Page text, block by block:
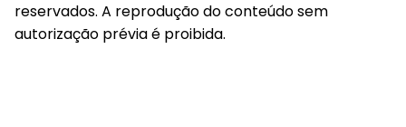
reservados. A reprodução do conteúdo sem
autorização prévia é proibida.